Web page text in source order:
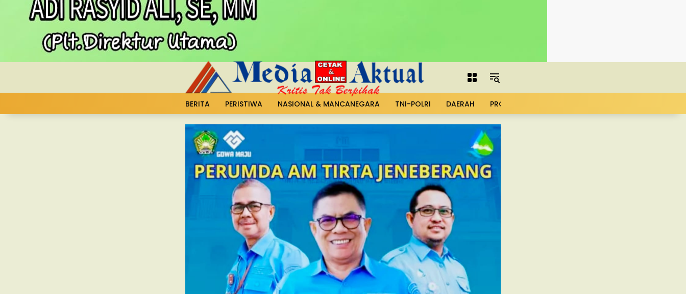
BERITA PERISTIWA NASIONAL & MANCANEGARA TNI-POLRI DAERAH PROFIL